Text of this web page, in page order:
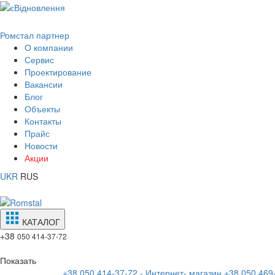
Ромстал партнер
О компании
Сервис
Проектирование
Вакансии
Блог
Объекты
Контакты
Прайс
Новости
Акции
UKR RUS
КАТАЛОГ
+38 050 414-37-72
Показать
+38 050 414-37-72 - Интернет- магазин +38 050